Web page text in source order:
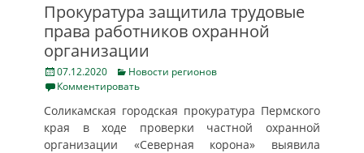
Прокуратура защитила трудовые
права работников охранной
организации
Posted
on
07.12.2020 Categories
Новости регионов
Комментировать
Соликамская городская прокуратура Пермского
края в ходе проверки частной охранной
организации «Северная корона» выявила